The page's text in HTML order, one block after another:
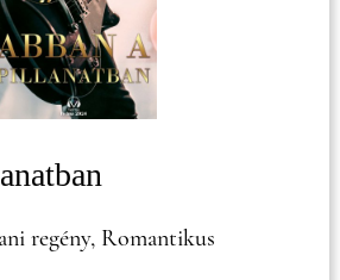
regény, Romantikus